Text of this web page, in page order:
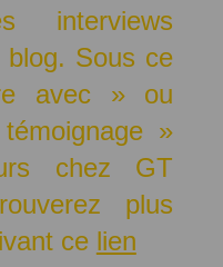
interviews
Sous ce
avec » ou
»
chez GT
plus
ce lien